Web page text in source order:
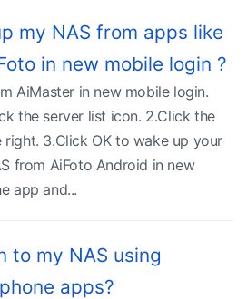
my NAS from apps like
in new mobile login ?
AiMaster in new mobile login.
the server list icon. 2.Click the
3.Click OK to wake up your
from AiFoto Android in new
app and...
to my NAS using
apps?